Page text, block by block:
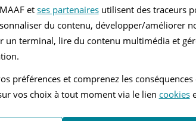
Diesel
2.1L - 177 ch
bon comportement
de circulation ... il est
et ses partenairesutilisent des traceurs
du contenu, développer/améliorer
un terminal, lire du contenu multimédia et
préférences et comprenez les
vos choix à tout moment via le lien cookies